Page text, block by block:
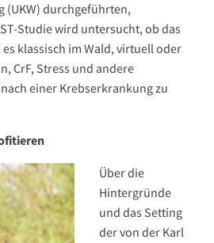
(UKW) durchgeführten,
Studie wird untersucht, ob das
klassisch im Wald, virtuell oder
CrF, Stress und andere
einer Krebserkrankung zu
Über die
Hintergründe
und das Setting
der von der Karl